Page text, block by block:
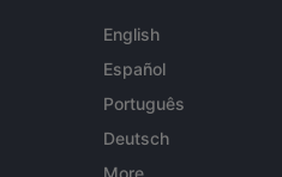
English
Español
Português
Deutsch
More...